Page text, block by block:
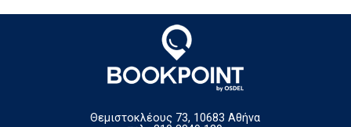
Θεμιστοκλέους 73, 10683 Αθήνα